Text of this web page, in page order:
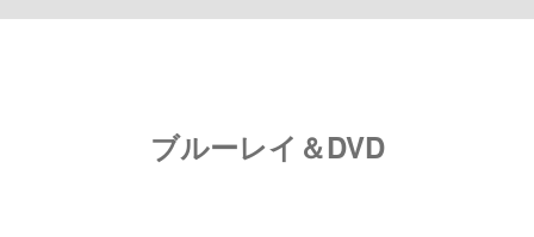
ブルーレイ＆DVD